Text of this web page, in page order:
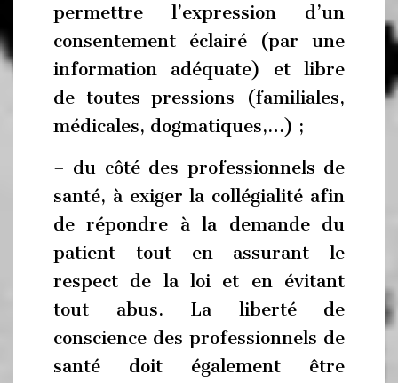
permettre l’expression d’un
consentement éclairé (par une
information adéquate) et libre
de toutes pressions (familiales,
médicales, dogmatiques,…) ;
– du côté des professionnels de
santé, à exiger la collégialité afin
de répondre à la demande du
patient tout en assurant le
respect de la loi et en évitant
tout abus. La liberté de
conscience des professionnels de
santé doit également être